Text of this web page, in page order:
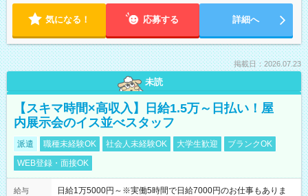
気になる！ 応募する 詳細へ
掲載日：2026.07.23
未読
【スキマ時間×高収入】日給1.5万～日払い！屋
内展示会のイス並べスタッフ
派遣 職種未経験OK 社会人未経験OK 大学生歓迎
ブランクOK
WEB登録・面接OK
給与
日給1万5000円～※実働5時間で日給7000円のお仕事もありま